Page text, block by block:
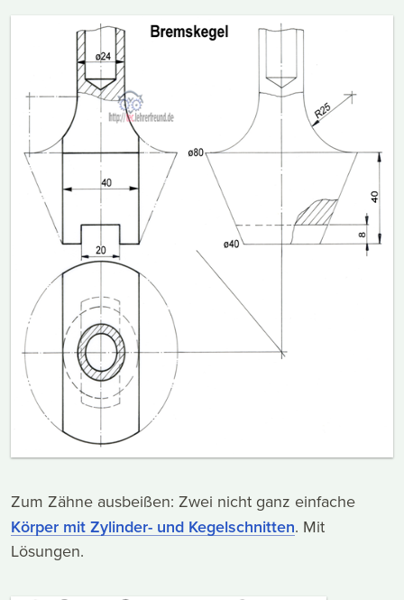
Zum Zähne ausbeißen: Zwei nicht ganz einfache
Körper mit Zylinder- und Kegelschnitten. Mit
Lösungen.